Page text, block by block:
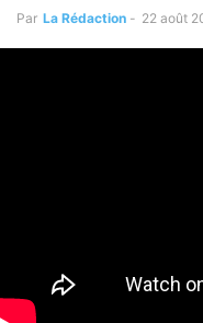
Par La Rédaction - 22 août